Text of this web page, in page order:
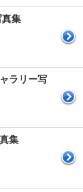
真集
ラリー写
集